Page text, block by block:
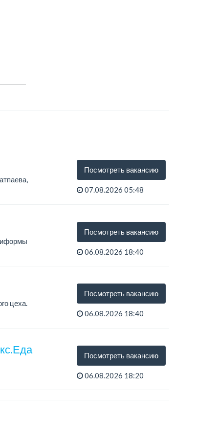
Посмотреть вакансию
07.08.2026 05:48
Посмотреть вакансию
06.08.2026 18:40
цеха.
Посмотреть вакансию
06.08.2026 18:40
Посмотреть вакансию
06.08.2026 18:20